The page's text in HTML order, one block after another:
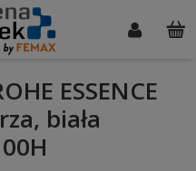
ESSENCE
biała